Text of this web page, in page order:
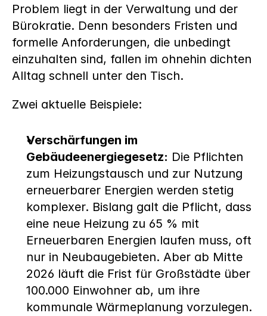
Problem liegt in der Verwaltung und der
Bürokratie. Denn besonders Fristen und
formelle Anforderungen, die unbedingt
einzuhalten sind, fallen im ohnehin dichten
Alltag schnell unter den Tisch.
Zwei aktuelle Beispiele:
Verschärfungen im
Gebäudeenergiegesetz: Die Pflichten
zum Heizungstausch und zur Nutzung
erneuerbarer Energien werden stetig
komplexer. Bislang galt die Pflicht, dass
eine neue Heizung zu 65 % mit
Erneuerbaren Energien laufen muss, oft
nur in Neubaugebieten. Aber ab Mitte
2026 läuft die Frist für Großstädte über
100.000 Einwohner ab, um ihre
kommunale Wärmeplanung vorzulegen.